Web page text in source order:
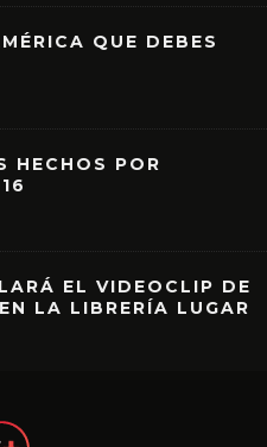
QUE DEBES
HECHOS POR
EL VIDEOCLIP DE
LA LIBRERÍA LUGAR